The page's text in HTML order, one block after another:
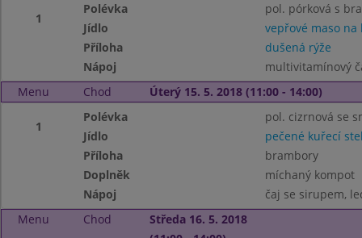
1
Polévka
pol. pórková s
Jídlo
vepřové maso na
Příloha
dušená rýže
Nápoj
multivitamínový
Menu
Chod Úterý 15. 5. 2018 (11:00 - 14:00)
1
Polévka
pol. cizrnová se
Jídlo
pečené kuřecí
Příloha
brambory
Doplněk
míchaný kompot
Nápoj
čaj se sirupem,
Menu
Chod
Středa 16. 5. 2018